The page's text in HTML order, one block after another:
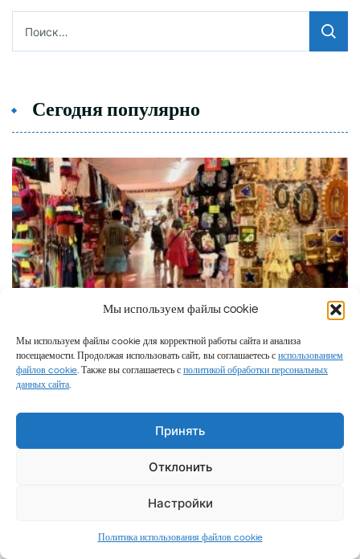
Мы используем файлы cookie
Мы используем файлы cookie для корректной работы сайта и анализа
посещаемости. Продолжая использовать сайт, вы соглашаетесь с использованием
файлов cookie. Также вы соглашаетесь с политикой обработки персональных
данных сайта.
Принять
Отклонить
Настройки
Политика использования файлов cookie
Сегодня популярно
Мексика Шоппинг
Шоппинг в Мексике — что купить, где не
чемодан запасов